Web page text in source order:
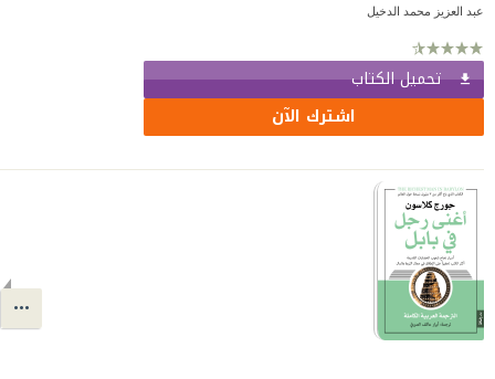
عبد العزيز محمد الدخيل
تحميل الكتاب
اشترك الآن